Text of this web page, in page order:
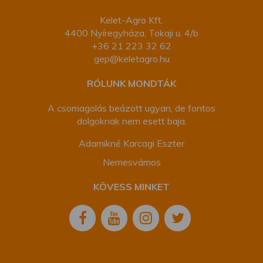
Kelet-Agro Kft.
4400 Nyíregyháza, Tokaji u. 4/b
+36 21 223 32 62
gep@keletagro.hu
RÓLUNK MONDTÁK
A csomagolás beázott ugyan, de fontos
dolgoknak nem esett baja.
Adamikné Karcagi Eszter
Nemesvámos
KÖVESS MINKET